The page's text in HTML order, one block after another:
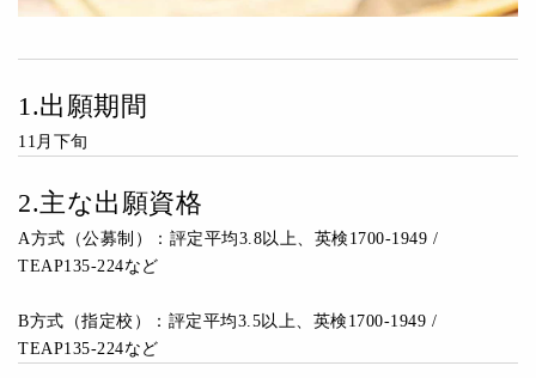
1.出願期間
11月下旬
2.主な出願資格
A方式（公募制）：評定平均3.8以上、英検1700-1949 /
TEAP135-224など
B方式（指定校）：評定平均3.5以上、英検1700-1949 /
TEAP135-224など